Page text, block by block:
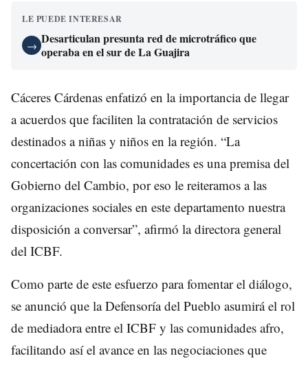
LE PUEDE INTERESAR
→ Desarticulan presunta red de microtráfico que
operaba en el sur de La Guajira
Cáceres Cárdenas enfatizó en la importancia de llegar
a acuerdos que faciliten la contratación de servicios
destinados a niñas y niños en la región. “La
concertación con las comunidades es una premisa del
Gobierno del Cambio, por eso le reiteramos a las
organizaciones sociales en este departamento nuestra
disposición a conversar”, afirmó la directora general
del ICBF.
Como parte de este esfuerzo para fomentar el diálogo,
se anunció que la Defensoría del Pueblo asumirá el rol
de mediadora entre el ICBF y las comunidades afro,
facilitando así el avance en las negociaciones que